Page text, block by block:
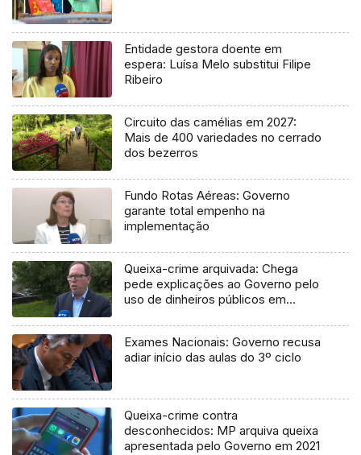
Entidade gestora doente em
espera: Luísa Melo substitui Filipe
Ribeiro
Circuito das camélias em 2027:
Mais de 400 variedades no cerrado
dos bezerros
Fundo Rotas Aéreas: Governo
garante total empenho na
implementação
Queixa-crime arquivada: Chega
pede explicações ao Governo pelo
uso de dinheiros públicos em
Exames Nacionais: Governo recusa
adiar início das aulas do 3º ciclo
Queixa-crime contra
desconhecidos: MP arquiva queixa
apresentada pelo Governo em 2021